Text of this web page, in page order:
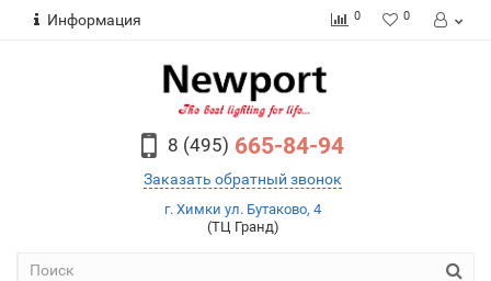
Информация 0 0
8 (495) 665-84-94
Заказать обратный звонок
г. Химки ул. Бутаково, 4
(ТЦ Гранд)